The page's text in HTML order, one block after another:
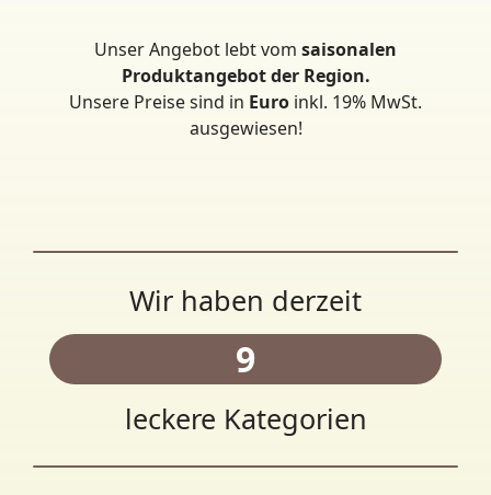
Unser Angebot lebt vom saisonalen
Produktangebot der Region.
Unsere Preise sind in Euro inkl. 19% MwSt.
ausgewiesen!
Wir haben derzeit
9
leckere Kategorien